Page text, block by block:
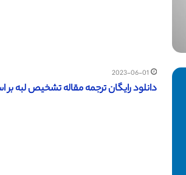
2023-06-01
دانلود رایگان ترجمه مقاله تشخیص لبه بر